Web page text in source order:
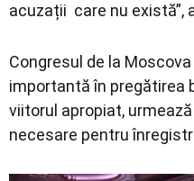
acuzații care nu există”,
Congresul de la
importantă în pregătirea
viitorul apropiat,
necesare pentru